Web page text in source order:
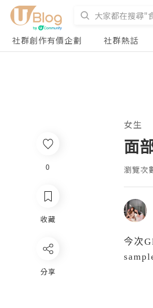
社群創作有價企劃
社群熱話
0
收藏
分享
女生
面
瀏覽次
今次